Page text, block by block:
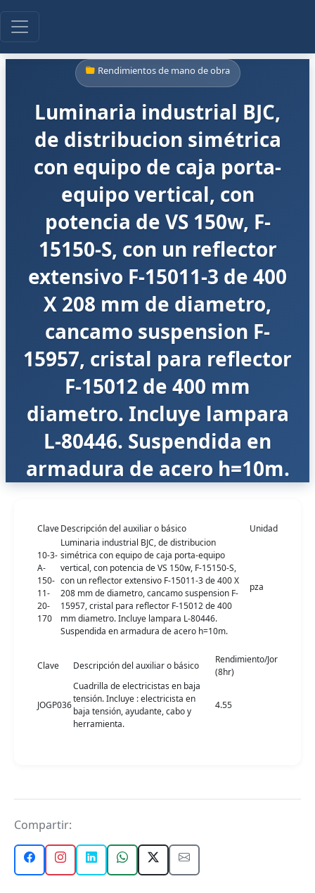
Rendimientos de mano de obra
Luminaria industrial BJC,
de distribucion simétrica
con equipo de caja porta-
equipo vertical, con
potencia de VS 150w, F-
15150-S, con un reflector
extensivo F-15011-3 de 400
X 208 mm de diametro,
cancamo suspension F-
15957, cristal para reflector
F-15012 de 400 mm
diametro. Incluye lampara
L-80446. Suspendida en
armadura de acero h=10m.
ClaveDescripción del auxiliar o básico Unidad
10-3-
A-
150-
11-
20-
170
Luminaria industrial BJC, de distribucion
simétrica con equipo de caja porta-equipo
vertical, con potencia de VS 150w, F-15150-S,
con un reflector extensivo F-15011-3 de 400 X
208 mm de diametro, cancamo suspension F-
15957, cristal para reflector F-15012 de 400
mm diametro. Incluye lampara L-80446.
Suspendida en armadura de acero h=10m.
pza
Clave Descripción del auxiliar o básico
Rendimiento/Jor
(8hr)
JOGP036
Cuadrilla de electricistas en baja
tensión. Incluye : electricista en
baja tensión, ayudante, cabo y
herramienta.
4.55
Compartir: